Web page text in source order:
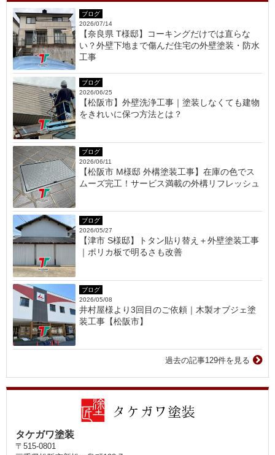
ブログ
2026/07/14
【奈良県 T様邸】コーキングだけでは直らな
い？外壁下地まで傷んだ住宅の外壁塗装・防水
工事
ブログ
2026/06/25
【松阪市】外壁洗浄工事｜塗装しなくても建物
をきれいに保つ方法とは？
ブログ
2026/06/11
【松阪市 M様邸 外構塗装工事】在庫の色でス
ムーズ完工！サービス満載の外構リフレッシュ
ブログ
2026/05/27
【津市 S様邸】トタン貼り替え＋外壁塗装工事
｜ポリカ板で明るさも改善
ブログ
2026/05/08
井村屋様より3回目のご依頼｜木製オブジェ塗
装工事【松阪市】
過去の記事129件を見る
タケガワ塗装
〒515-0801